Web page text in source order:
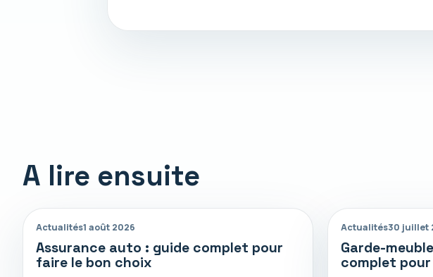
A lire ensuite
Actualités1 août 2026
Assurance auto : guide complet pour
faire le bon choix
Actualités30 juillet
Garde-
complet